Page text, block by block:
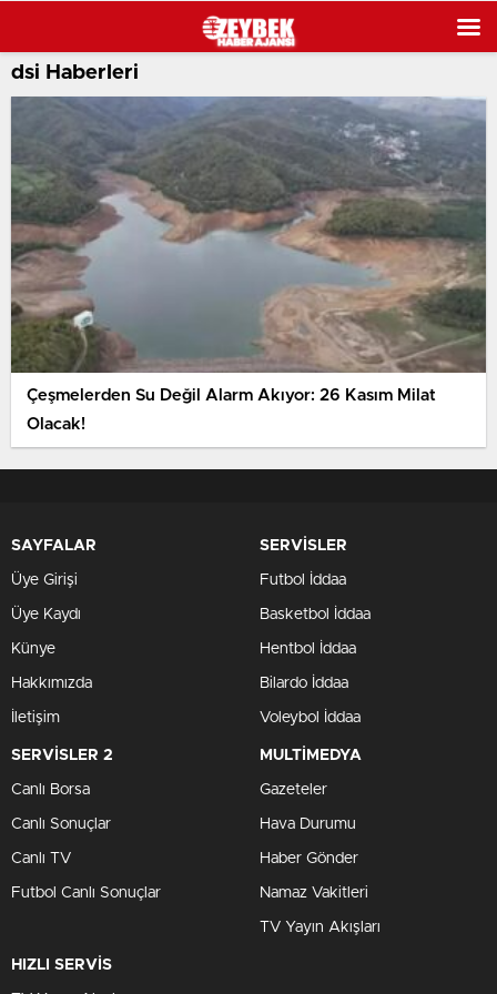
dsi Haberleri
Çeşmelerden Su Değil Alarm Akıyor: 26 Kasım Milat
Olacak!
SAYFALAR
Üye Girişi
Üye Kaydı
Künye
Hakkımızda
İletişim
SERVİSLER
Futbol İddaa
Basketbol İddaa
Hentbol İddaa
Bilardo İddaa
Voleybol İddaa
SERVİSLER 2
Canlı Borsa
Canlı Sonuçlar
Canlı TV
Futbol Canlı Sonuçlar
MULTİMEDYA
Gazeteler
Hava Durumu
Haber Gönder
Namaz Vakitleri
TV Yayın Akışları
HIZLI SERVİS